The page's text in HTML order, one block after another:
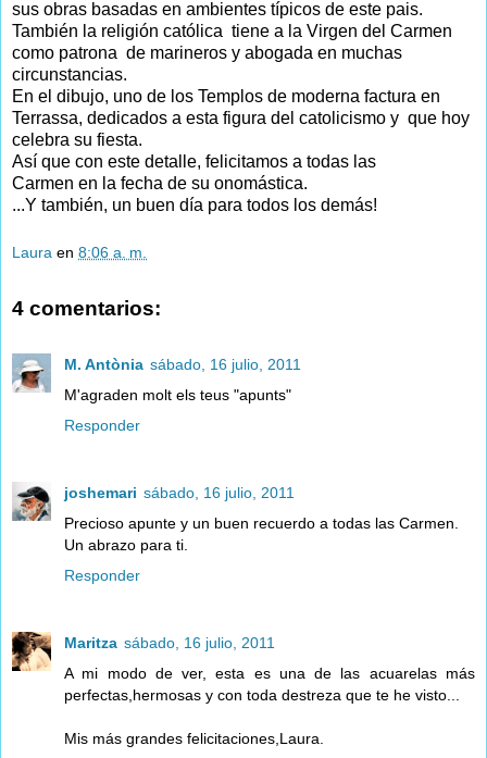
sus obras basadas en ambientes típicos de este pais.
También la religión católica tiene a la Virgen del Carmen
como patrona de marineros y abogada en muchas
circunstancias.
En el dibujo, uno de los Templos de moderna factura en
Terrassa, dedicados a esta figura del catolicismo y que hoy
celebra su fiesta.
Así que con este detalle, felicitamos a todas las
Carmen en la fecha de su onomástica.
...Y también, un buen día para todos los demás!
Laura en 8:06 a. m.
4 comentarios:
M. Antònia sábado, 16 julio, 2011
M'agraden molt els teus "apunts"
Responder
joshemari sábado, 16 julio, 2011
Precioso apunte y un buen recuerdo a todas las Carmen.
Un abrazo para ti.
Responder
Maritza sábado, 16 julio, 2011
A mi modo de ver, esta es una de las acuarelas más
perfectas,hermosas y con toda destreza que te he visto...
Mis más grandes felicitaciones,Laura.